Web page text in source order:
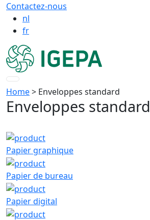
Contactez-nous
nl
fr
Home> Enveloppes standard
Enveloppes standard
Papier graphique
Papier de bureau
Papier digital